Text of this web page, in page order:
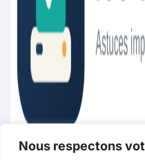
Nous respectons